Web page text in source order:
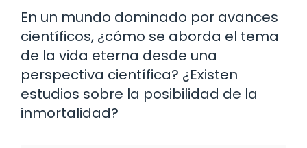
En un mundo dominado por avances
científicos, ¿cómo se aborda el tema
de la vida eterna desde una
perspectiva científica? ¿Existen
estudios sobre la posibilidad de la
inmortalidad?